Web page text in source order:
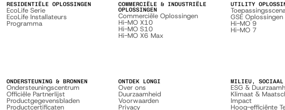
RESIDENTIËLE OPLOSSINGEN
EcoLife Serie
EcoLife Installateurs
Programma
COMMERCIËLE & INDUSTRIËLE
OPLOSSINGEN
Commerciële Oplossingen
Hi-MO X10
Hi-MO S10
Hi-MO X6 Max
UTILITY
GSE Oplossingen
Hi-MO 9
Hi-MO 7
ONDERSTEUNING & BRONNEN
Ondersteuningscentrum
Officiële Partnerlijst
Productgegevensbladen
Productcertificaten
ONTDEK LONGI
Over ons
Duurzaamheid
Voorwaarden
Privacy
MILIEU, SOCIAAL
ESG &
Klimaat &
Impact
Hoog-efficiënte